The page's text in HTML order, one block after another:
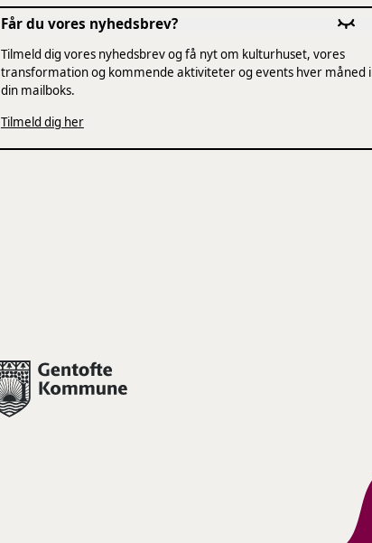
Får du vores nyhedsbrev?
Tilmeld dig vores nyhedsbrev og få nyt om kulturhuset, vores
transformation og kommende aktiviteter og events hver måned i
din mailboks.
Tilmeld dig her